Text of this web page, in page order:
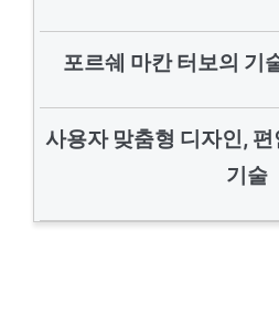
포르쉐 마칸 터보의 기
사용자 맞춤형 디자인,
기술